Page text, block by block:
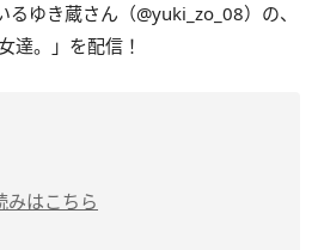
ゆき蔵さん（@yuki_zo_08）の、
達。」を配信！
みはこちら